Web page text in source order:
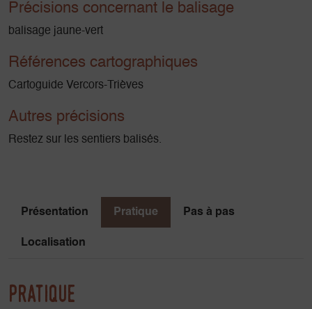
Précisions concernant le balisage
balisage jaune-vert
Références cartographiques
Cartoguide Vercors-Trièves
Autres précisions
Restez sur les sentiers balisés.
Présentation Pratique Pas à pas
Localisation
Pratique